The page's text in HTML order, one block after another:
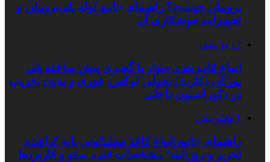
پروپیلن چیست؟ راهنمای جامع لوله پلی‌پروپیلن و
تجهیزات جوشکاری آن
7 روز پیش
انواع قاب بندی دیوار با گچبری پیش ساخته پلی
یورتان دکارت؛ تحولی لوکس، فوری و بدون تخریب
در دکوراسیون داخلی
1 هفته پیش
راهنمای جامع انواع کاغذ سیلیکونی پایه کرافت،
تحریر و روزنامه؛ مشخصات فنی، سئو و کاربردها